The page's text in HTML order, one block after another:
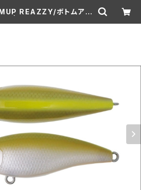
REAZZY/ボトムアッ